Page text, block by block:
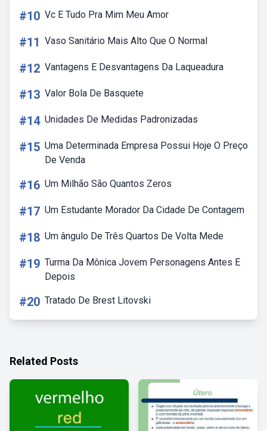
#10 Vc E Tudo Pra Mim Meu Amor
#11 Vaso Sanitário Mais Alto Que O Normal
#12 Vantagens E Desvantagens Da Laqueadura
#13 Valor Bola De Basquete
#14 Unidades De Medidas Padronizadas
#15 Uma Determinada Empresa Possui Hoje O Preço
De Venda
#16 Um Milhão São Quantos Zeros
#17 Um Estudante Morador Da Cidade De Contagem
#18 Um ângulo De Três Quartos De Volta Mede
#19 Turma Da Mônica Jovem Personagens Antes E
Depois
#20 Tratado De Brest Litovski
Related Posts